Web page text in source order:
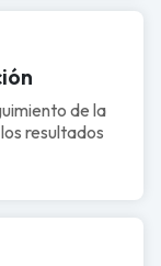
de la
resultados